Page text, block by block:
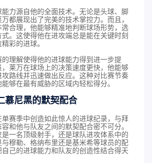
力源自他的全面技术。无论是头球、脚
都展现出了完美的技术掌控力。而且，
合理，他能够精准地判断球场形势，选
。这使得他在进攻端总是能在关键时刻
彩的进球。
理解使得他的进球能力得到进一步提
莱万在球场上的决策速度更快，他能够
路线并迅速做出反应。这种对比赛节奏
够在最有威胁的区域内轻松得分。
慕尼黑的默契配合
赛季中创造如此惊人的进球纪录，与拜
和他与队友之间的默契配合密不可分。
一名顶级射手，还是球队进攻体系中的
穆勒、格纳布里还是基米希等球员的配
己的进球能力和队友的创造性结合得天